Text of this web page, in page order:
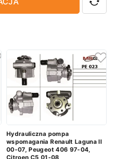
Hydrauliczna pompa
wspomagania Renault Laguna II
00-07, Peugeot 406 97-04,
Citroen C5 01-08